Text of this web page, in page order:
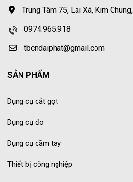
Trung Tâm 75, Lai Xá, Kim
0974.965.918
tbcndaiphat@gmail.com
SẢN PHẨM
Dụng cụ cắt gọt
Dụng cụ đo
Dụng cụ cầm tay
Thiết bị công nghiệp